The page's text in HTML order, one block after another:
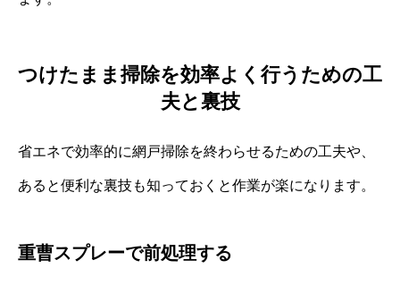
つけたまま掃除を効率よく行うための工
夫と裏技
省エネで効率的に網戸掃除を終わらせるための工夫や、
あると便利な裏技も知っておくと作業が楽になります。
重曹スプレーで前処理する